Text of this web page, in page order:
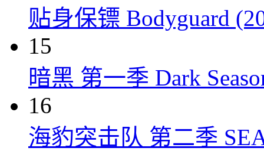
贴身保镖 Bodyguard
15
暗黑 第一季 Dark
16
海豹突击队 第二季